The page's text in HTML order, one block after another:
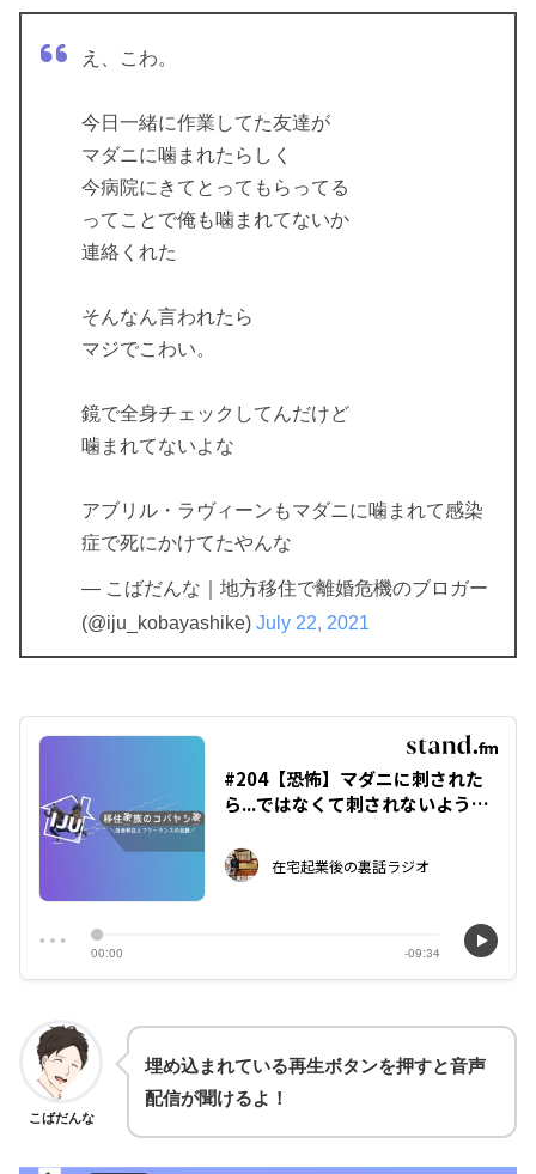
え、こわ。
今日一緒に作業してた友達が
マダニに噛まれたらしく
今病院にきてとってもらってる
ってことで俺も噛まれてないか
連絡くれた
そんなん言われたら
マジでこわい。
鏡で全身チェックしてんだけど
噛まれてないよな
アブリル・ラヴィーンもマダニに噛まれて感染
症で死にかけてたやんな
— こばだんな｜地方移住で離婚危機のブロガー
(@iju_kobayashike) July 22, 2021
こばだんな
埋め込まれている再生ボタンを押すと音声
配信が聞けるよ！